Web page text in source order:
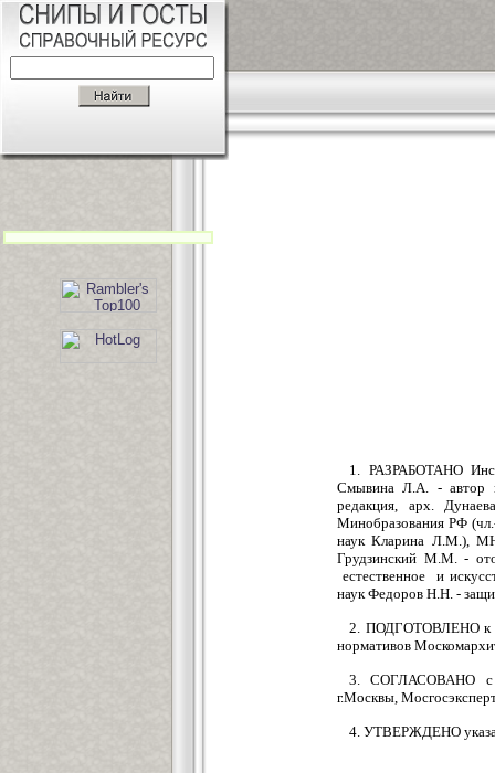
1. РАЗРАБОТАНО
Смывина Л.А. - автор
редакция, арх.
Минобразования РФ
наук Кларина Л.М.),
Грудзинский М.М. -
естественное и
наук Федоров Н.Н. -
2. ПОДГОТОВЛЕНО к
нормативов
3. СОГЛАСОВАНО с
г.Москвы,
4. УТВЕРЖДЕНО